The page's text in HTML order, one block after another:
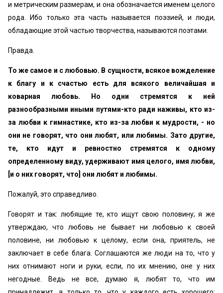
и метрическим размерам, и она обозначается именем целого
рода. Ибо только эта часть называется поэзией, и люди,
обладающие этой частью творчества, называются поэтами.
Правда.
То же самое и с любовью. В сущности, всякое вожделение
к благу и к счастью есть для всякого величайшая и
коварная любовь. Но одни стремятся к ней
разнообразными иными путями-кто ради наживы, кто из-
за любви к гимнастике, кто из-за любви к мудрости, - но
они не говорят, что они любят, или любимы. Зато другие,
те, кто идут и ревностно стремятся к одному
определенному виду, удерживают имя целого, имя любви,
[и о них говорят, что] они любят и любимы.
Пожалуй, это справедливо.
Говорят и так: любящие те, кто ищут свою половину; я же
утверждаю, что любовь не бывает ни любовью к своей
половине, ни любовью к целому, если она, приятель, не
заключает в себе блага. Соглашаются же люди на то, что у
них отнимают ноги и руки, если, по их мнению, оне у них
негодные. Ведь не все, думаю я, любят то, что им